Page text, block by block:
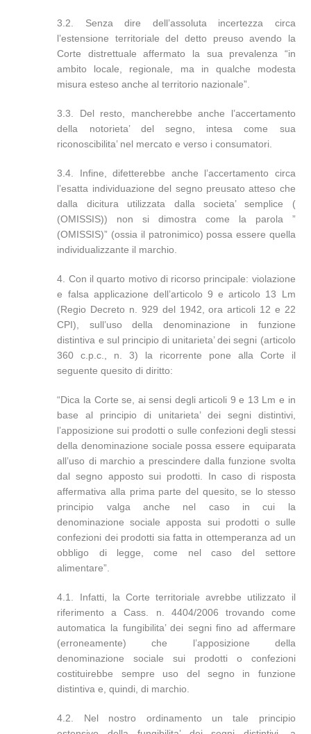
3.2. Senza dire dell’assoluta incertezza circa
l’estensione territoriale del detto preuso avendo la
Corte distrettuale affermato la sua prevalenza “in
ambito locale, regionale, ma in qualche modesta
misura esteso anche al territorio nazionale”.
3.3. Del resto, mancherebbe anche l’accertamento
della notorieta’ del segno, intesa come sua
riconoscibilita’ nel mercato e verso i consumatori.
3.4. Infine, difetterebbe anche l’accertamento circa
l’esatta individuazione del segno preusato atteso che
dalla dicitura utilizzata dalla societa’ semplice (
(OMISSIS)) non si dimostra come la parola ”
(OMISSIS)” (ossia il patronimico) possa essere quella
individualizzante il marchio.
4. Con il quarto motivo di ricorso principale: violazione
e falsa applicazione dell’articolo 9 e articolo 13 Lm
(Regio Decreto n. 929 del 1942, ora articoli 12 e 22
CPI), sull’uso della denominazione in funzione
distintiva e sul principio di unitarieta’ dei segni (articolo
360 c.p.c., n. 3) la ricorrente pone alla Corte il
seguente quesito di diritto:
“Dica la Corte se, ai sensi degli articoli 9 e 13 Lm e in
base al principio di unitarieta’ dei segni distintivi,
l’apposizione sui prodotti o sulle confezioni degli stessi
della denominazione sociale possa essere equiparata
all’uso di marchio a prescindere dalla funzione svolta
dal segno apposto sui prodotti. In caso di risposta
affermativa alla prima parte del quesito, se lo stesso
principio valga anche nel caso in cui la
denominazione sociale apposta sui prodotti o sulle
confezioni dei prodotti sia fatta in ottemperanza ad un
obbligo di legge, come nel caso del settore
alimentare”.
4.1. Infatti, la Corte territoriale avrebbe utilizzato il
riferimento a Cass. n. 4404/2006 trovando come
automatica la fungibilita’ dei segni fino ad affermare
(erroneamente) che l’apposizione della
denominazione sociale sui prodotti o confezioni
costituirebbe sempre uso del segno in funzione
distintiva e, quindi, di marchio.
4.2. Nel nostro ordinamento un tale principio